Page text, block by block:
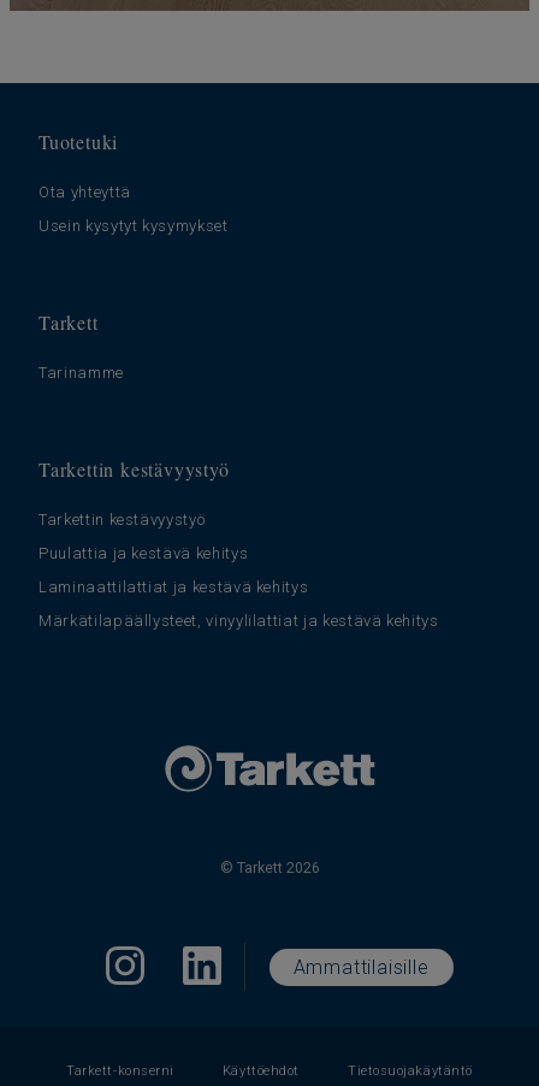
Tuotetuki
Ota yhteyttä
Usein kysytyt kysymykset
Tarkett
Tarinamme
Tarkettin kestävyystyö
Tarkettin kestävyystyö
Puulattia ja kestävä kehitys
Laminaattilattiat ja kestävä kehitys
Märkätilapäällysteet, vinyylilattiat ja kestävä kehitys
© Tarkett 2026
Ammattilaisille
Tarkett-konserni Käyttöehdot Tietosuojakäytäntö